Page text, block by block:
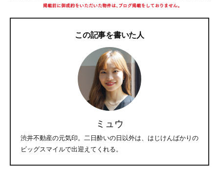
この記事を書いた人
ミュウ
渋井不動産の元気印。二日酔いの日以外は、はじけんばかりの
ビッグスマイルで出迎えてくれる。